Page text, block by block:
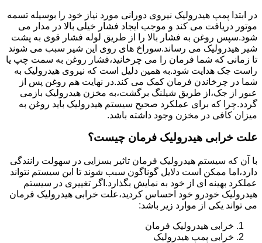
در ابتدا پمپ هیدرولیک نیروی دورانی مورد نیاز خود را بوسیله تسمه
موتور دریافت می کند و موجب ایجاد فشار خیلی بالا در مدار می
شود.سپس روغن به فشار بالا را از طریق لوله فشار قوی به پشت
شیر هیدرولیک می رساند.سوراخ های روی این شیر سبب می شوند
تا زمانی که شما فرمان را می چرخانید،فشار روغن به سمت چپ یا
راست جک هدایت شود.به همین دلیل است که نیروی هیدرولیک به
شما در چرخاندن فرمان کمک می کند.در نهایت هم روغن پس از
عبور از جک،از طریق شیلنگ برگشت،به مخزن هیدرولیک بازمی
گردد.چرا که برای عملکرد صحیح سیستم هیدرولیک باید روغن به
میزان کافی در مخزن وجود داشته باشد.
علت خرابی هیدرولیک فرمان چیست؟
با آن که سیستم هیدرولیک فرمان تاثیر بسزایی در سهولت رانندگی
دارد،اما ممکن است دلایل گوناگون سبب شوند تا این سیستم نتواند
عملکرد بهینه ای از خود به نمایش بگذارد.اگر تغییری در سیستم
هیدرولیک خودرو خود احساس کردید،علت خرابی هیدرولیک فرمان
می تواند یکی از موارد زیر باشد:
خرابی هیدرولیک فرمان
خرابی پمپ هیدرولیک